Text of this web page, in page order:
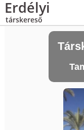
Erdélyi
társkereső